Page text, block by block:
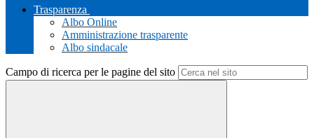
Trasparenza
Albo Online
Amministrazione trasparente
Albo sindacale
Campo di ricerca per le pagine del sito